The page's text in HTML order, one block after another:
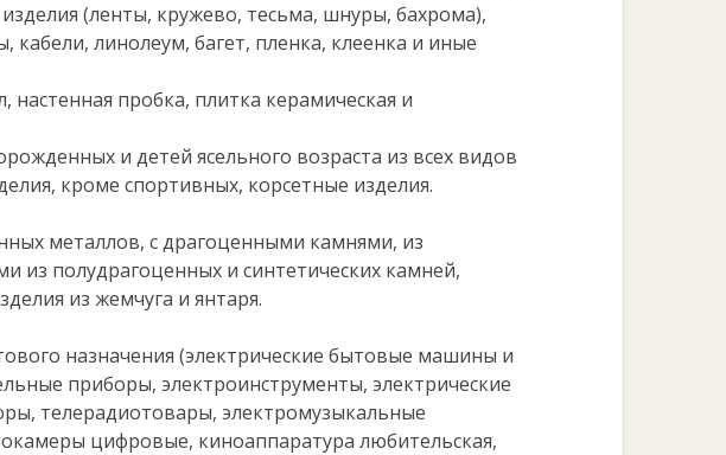
(ленты, кружево, тесьма, шнуры, бахрома),
линолеум, багет, пленка, клеенка и иные
пробка, плитка керамическая и
и детей ясельного возраста из всех видов
кроме спортивных, корсетные изделия.
металлов, с драгоценными камнями, из
из полудрагоценных и синтетических камней,
из жемчуга и янтаря.
назначения (электрические бытовые машины и
приборы, электроинструменты, электрические
телерадиотовары, электромузыкальные
цифровые, киноаппаратура любительская,